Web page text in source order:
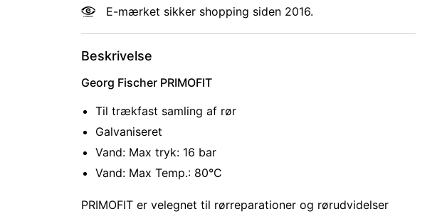
E-mærket sikker shopping siden 2016.
Beskrivelse
Georg Fischer PRIMOFIT
Til trækfast samling af rør
Galvaniseret
Vand: Max tryk: 16 bar
Vand: Max Temp.: 80°C
PRIMOFIT er velegnet til rørreparationer og rørudvidelser